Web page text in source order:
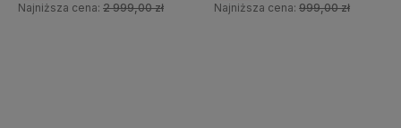
Najniższa cena: 2 999,00 zł Najniższa cena: 999,00 zł